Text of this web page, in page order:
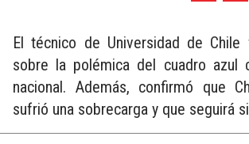
El técnico de Universidad de Chile
sobre la polémica del cuadro azul
nacional. Además, confirmó que
sufrió una sobrecarga y que seguirá